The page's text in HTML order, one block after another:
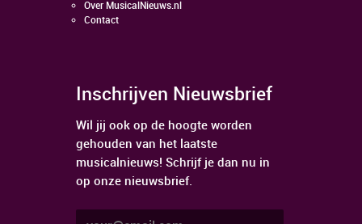
Over MusicalNieuws.nl
Contact
Inschrijven Nieuwsbrief
Wil jij ook op de hoogte worden
gehouden van het laatste
musicalnieuws! Schrijf je dan nu in
op onze nieuwsbrief.